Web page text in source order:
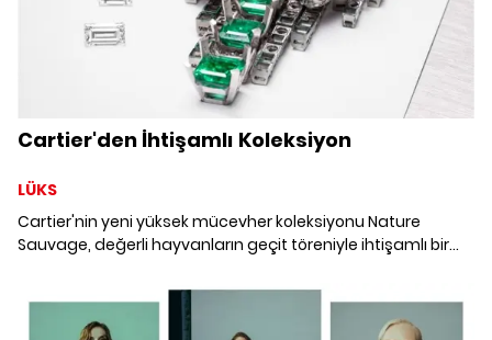
Cartier'den İhtişamlı Koleksiyon
LÜKS
Cartier'nin yeni yüksek mücevher koleksiyonu Nature
Sauvage, değerli hayvanların geçit töreniyle ihtişamlı bir
çıkan parçalarıyla tanışmaya hazır mısınız?